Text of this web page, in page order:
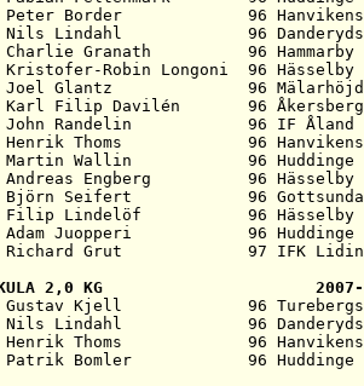
Peter Border             96
Nils Lindahl             96
Charlie Granath          96 Hammarby
Kristofer-Robin Longoni  96 Hässelby
Joel Glantz              96
Karl Filip Davilén       96
John Randelin            96 IF Åland
Henrik Thoms             96
Martin Wallin            96 Huddinge
Andreas Engberg          96 Hässelby
Björn Seifert            96
Filip Lindelöf           96 Hässelby
Adam Juopperi            96 Huddinge
2,0 KG                      2007-
Kjell             96
Nils Lindahl             96
Henrik Thoms             96